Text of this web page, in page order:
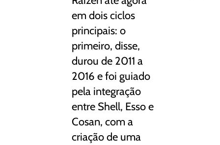
em dois ciclos
principais: o
primeiro, disse,
durou de 2011 a
2016 e foi guiado
pela integração
entre Shell, Esso e
Cosan, com a
criação de uma